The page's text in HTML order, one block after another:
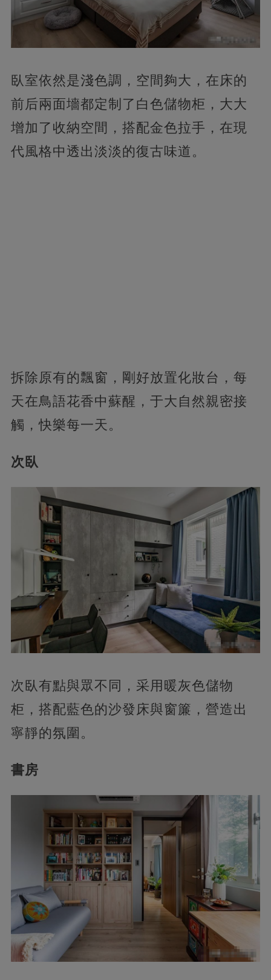
臥室依然是淺色調，空間夠大，在床的
前后兩面墻都定制了白色儲物柜，大大
增加了收納空間，搭配金色拉手，在現
代風格中透出淡淡的復古味道。
拆除原有的飄窗，剛好放置化妝台，每
天在鳥語花香中蘇醒，于大自然親密接
觸，快樂每一天。
次臥
次臥有點與眾不同，采用暖灰色儲物
柜，搭配藍色的沙發床與窗簾，營造出
寧靜的氛圍。
書房